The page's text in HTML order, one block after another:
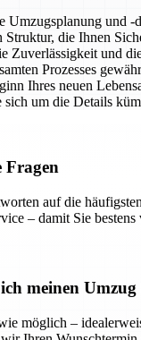
Umzugsplanung und -
Struktur, die Ihnen
Zuverlässigkeit und
Prozesses
Ihres neuen
sich um die Details
Fragen
auf die
– damit Sie bestens
meinen Umzug
möglich –